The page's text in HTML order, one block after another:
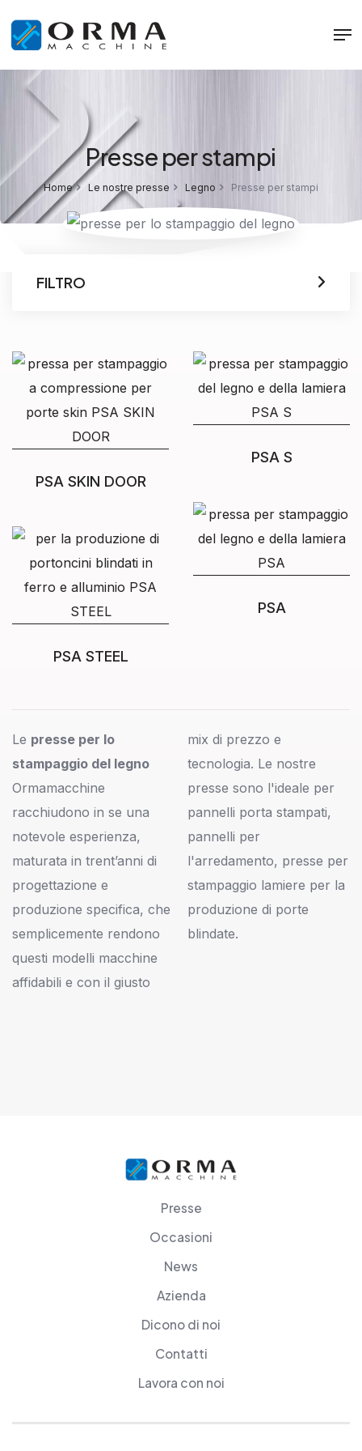
Presse per stampi
Home Le nostre presse Legno Presse per stampi
PSA SKIN DOOR
PSA S
PSA
PSA STEEL
Le presse per lo
stampaggio del legno
Ormamacchine
racchiudono in se una
notevole esperienza,
maturata in trent’anni di
progettazione e
produzione specifica, che
semplicemente rendono
questi modelli macchine
affidabili e con il giusto
mix di prezzo e
tecnologia. Le nostre
presse sono l'ideale per
pannelli porta stampati,
pannelli per
l'arredamento, presse per
stampaggio lamiere per la
produzione di porte
blindate.
FILTRO
Presse
Occasioni
News
Azienda
Dicono di noi
Contatti
Lavora con noi